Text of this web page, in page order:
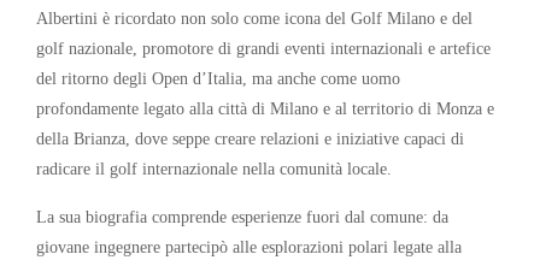
Albertini è ricordato non solo come icona del Golf Milano e del
golf nazionale, promotore di grandi eventi internazionali e artefice
del ritorno degli Open d’Italia, ma anche come uomo
profondamente legato alla città di Milano e al territorio di Monza e
della Brianza, dove seppe creare relazioni e iniziative capaci di
radicare il golf internazionale nella comunità locale.
La sua biografia comprende esperienze fuori dal comune: da
giovane ingegnere partecipò alle esplorazioni polari legate alla